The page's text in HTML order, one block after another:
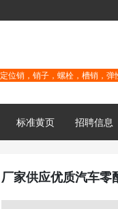
定位销，销子，螺栓，槽销，弹
标准黄页 招聘信息
厂家供应优质汽车零